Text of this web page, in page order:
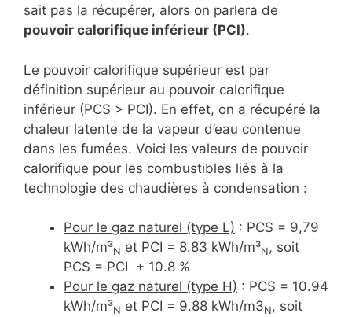
sait pas la récupérer, alors on parlera de
pouvoir calorifique inférieur (PCI).
Le pouvoir calorifique supérieur est par
définition supérieur au pouvoir calorifique
inférieur (PCS > PCI). En effet, on a récupéré la
chaleur latente de la vapeur d’eau contenue
dans les fumées. Voici les valeurs de pouvoir
calorifique pour les combustibles liés à la
technologie des chaudières à condensation :
Pour le gaz naturel (type L) : PCS = 9,79
kWh/m³N et PCI = 8.83 kWh/m³N, soit
PCS = PCI + 10.8 %
Pour le gaz naturel (type H) : PCS = 10.94
kWh/m³N et PCI = 9.88 kWh/m3N, soit